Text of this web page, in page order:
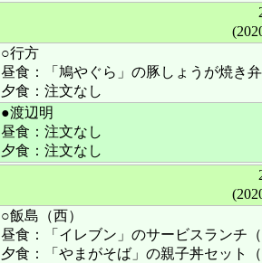
○行方
昼食：「鳩やぐら」の豚しょうが焼き
夕食：注文なし
●渡辺明
昼食：注文なし
夕食：注文なし
○飯島（西）
昼食：「イレブン」のサービスランチ
夕食：「やまがそば」の親子丼セット